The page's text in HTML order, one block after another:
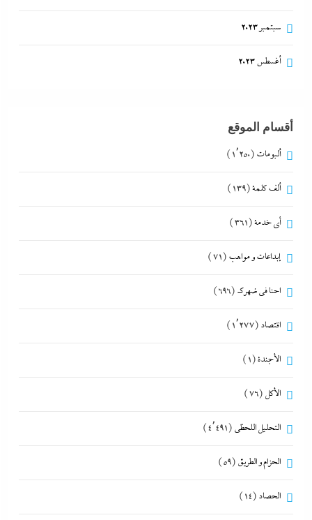
سبتمبر 2023
أغسطس 2023
أقسام الموقع
ألبومات (1٬250)
ألف كلمة(139)
أي خدمة(361)
إبداعات و مواهب (71)
احنا في ضهرك (696)
اقتصاد (1٬277)
الأجندة(1)
الأكل (76)
التحليل اللحظي (4٬491)
الحزام و الطريق (59)
الحصاد (14)